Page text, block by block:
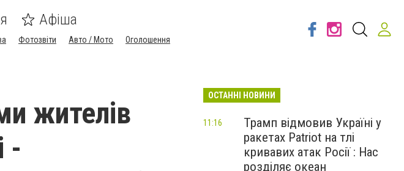
Афіша
Фотозвіти Авто / Мото Оголошення
жителів
-
ОСТАННІ НОВИНИ
Трамп відмовив Україні у
ракетах Patriot на тлі
кривавих атак Росії : Нас
розділяє океан
11:16